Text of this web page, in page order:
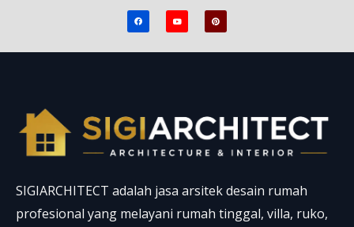
F
a
c
e
o
Y
o
u
t
b
P
i
n
t
r
SIGIARCHITECT adalah jasa arsitek desain rumah
profesional yang melayani rumah tinggal, villa, ruko,